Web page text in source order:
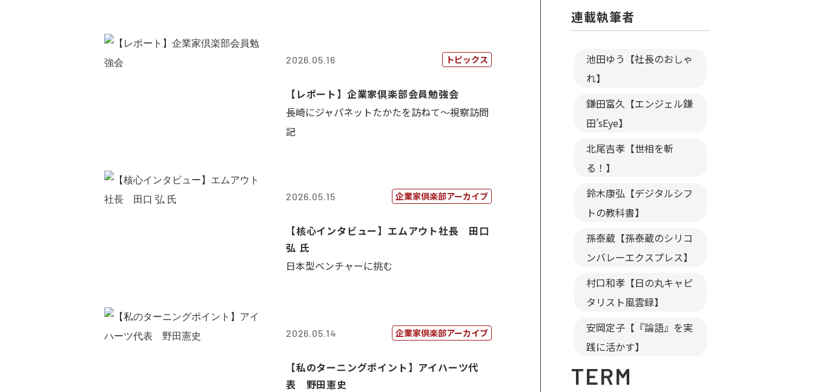
2026.05.16 トピックス
【レポート】企業家倶楽部会員勉強会
長崎にジャパネットたかたを訪ねて～視察訪問
記
2026.05.15 企業家倶楽部アーカイブ
【核心インタビュー】エムアウト社長 田口
弘 氏
日本型ベンチャーに挑む
2026.05.14 企業家倶楽部アーカイブ
【私のターニングポイント】アイハーツ代
表 野田憲史
連載執筆者
池田ゆう【社長のおしゃ
れ】
鎌田富久【エンジェル鎌
田’sEye】
北尾吉孝【世相を斬
る！】
鈴木康弘【デジタルシフ
トの教科書】
孫泰蔵【孫泰蔵のシリコ
ンバレーエクスプレス】
村口和孝【日の丸キャピ
タリスト風雲録】
安岡定子【『論語』を実
践に活かす】
TERM